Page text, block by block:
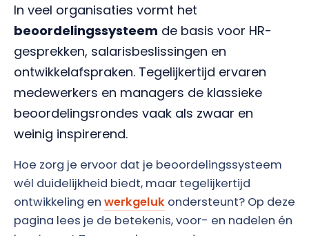
In veel organisaties vormt het
beoordelingssysteem de basis voor HR-
gesprekken, salarisbeslissingen en
ontwikkelafspraken. Tegelijkertijd ervaren
medewerkers en managers de klassieke
beoordelingsrondes vaak als zwaar en
weinig inspirerend.
Hoe zorg je ervoor dat je beoordelingssysteem
wél duidelijkheid biedt, maar tegelijkertijd
ontwikkeling en werkgeluk ondersteunt? Op deze
pagina lees je de betekenis, voor- en nadelen én